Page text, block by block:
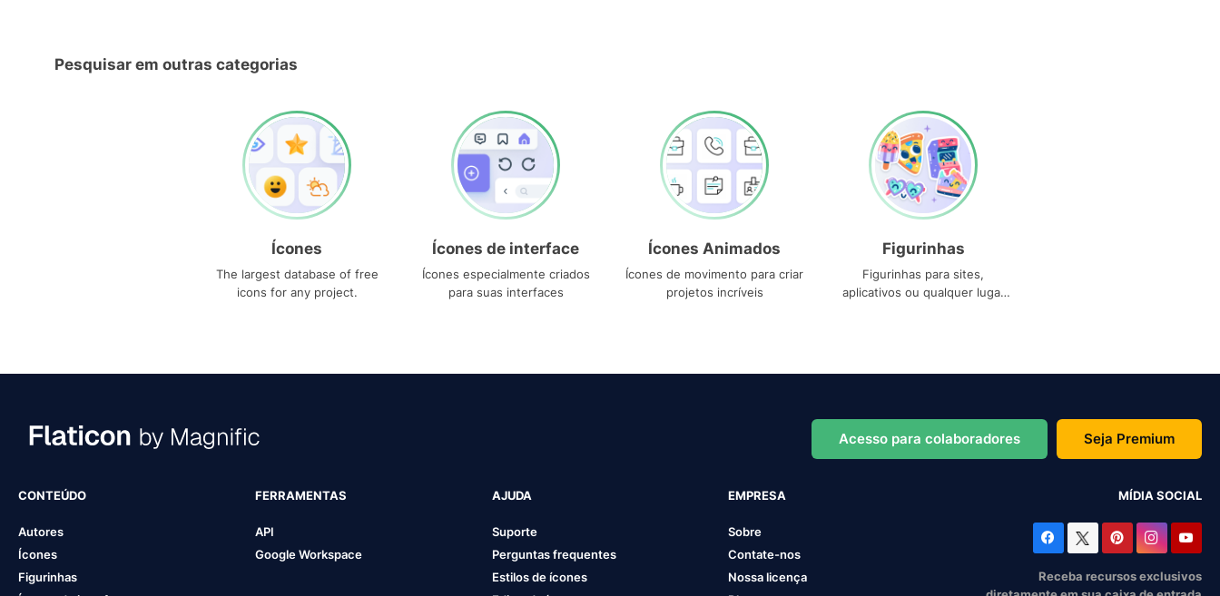
Pesquisar em outras categorias
Ícones
The largest database of free
icons for any project.
Ícones de interface
Ícones especialmente criados
para suas interfaces
Ícones Animados
Ícones de movimento para criar
projetos incríveis
Figurinhas
Figurinhas para sites,
aplicativos ou qualquer lugar
Acesso para colaboradores Seja Premium
CONTEÚDO
Autores
Ícones
Figurinhas
FERRAMENTAS
API
Google Workspace
AJUDA
Suporte
Perguntas frequentes
Estilos de ícones
EMPRESA
Sobre
Contate-nos
Nossa licença
MÍDIA SOCIAL
Receba recursos exclusivos